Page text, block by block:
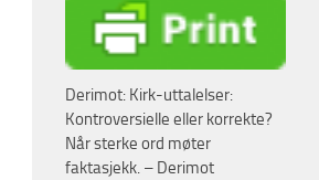
Derimot: Kirk-uttalelser:
Kontroversielle eller korrekte?
Når sterke ord møter
faktasjekk. – Derimot